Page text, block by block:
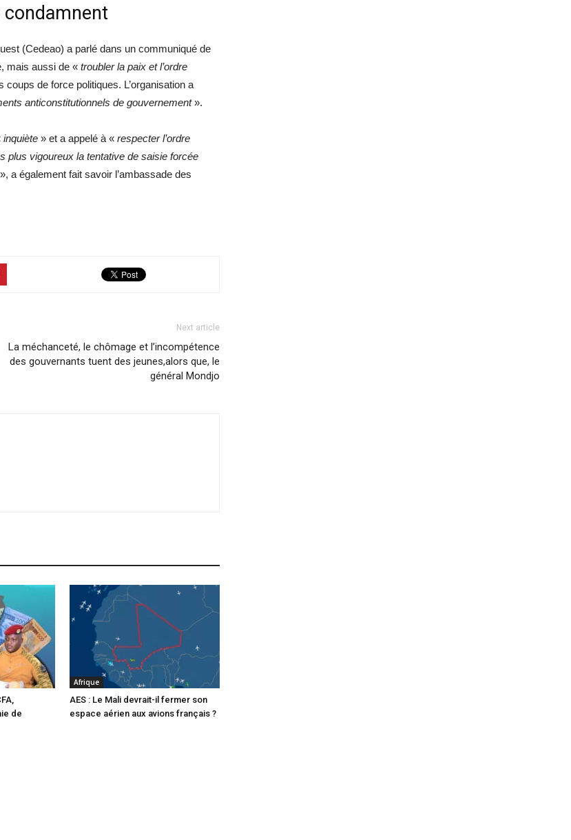
condamnent
(Cedeao) a parlé dans un communiqué de
mais aussi de « troubler la paix et l’ordre
de force politiques. L’organisation a
anticonstitutionnels de gouvernement».
inquiète » et a appelé à « respecter l’ordre
plus vigoureux la tentative de saisie forcée
», a également fait savoir l’ambassade des
Next article
La méchanceté, le chômage et l’incompétence
des gouvernants tuent des jeunes,alors que, le
général Mondjo
de
Afrique
AES : Le Mali devrait-il fermer son
espace aérien aux avions français ?